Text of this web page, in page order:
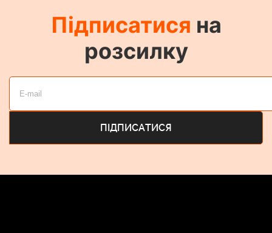
Підписатися на
розсилку